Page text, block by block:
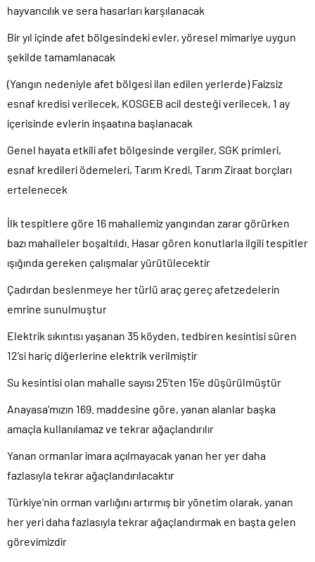
hayvancılık ve sera hasarları karşılanacak
Bir yıl içinde afet bölgesindeki evler, yöresel mimariye uygun
şekilde tamamlanacak
(Yangın nedeniyle afet bölgesi ilan edilen yerlerde) Faizsiz
esnaf kredisi verilecek, KOSGEB acil desteği verilecek, 1 ay
içerisinde evlerin inşaatına başlanacak
Genel hayata etkili afet bölgesinde vergiler, SGK primleri,
esnaf kredileri ödemeleri, Tarım Kredi, Tarım Ziraat borçları
ertelenecek
İlk tespitlere göre 16 mahallemiz yangından zarar görürken
bazı mahalleler boşaltıldı. Hasar gören konutlarla ilgili tespitler
ışığında gereken çalışmalar yürütülecektir
Çadırdan beslenmeye her türlü araç gereç afetzedelerin
emrine sunulmuştur
Elektrik sıkıntısı yaşanan 35 köyden, tedbiren kesintisi süren
12’si hariç diğerlerine elektrik verilmiştir
Su kesintisi olan mahalle sayısı 25’ten 15’e düşürülmüştür
Anayasa’mızın 169. maddesine göre, yanan alanlar başka
amaçla kullanılamaz ve tekrar ağaçlandırılır
Yanan ormanlar imara açılmayacak yanan her yer daha
fazlasıyla tekrar ağaçlandırılacaktır
Türkiye’nin orman varlığını artırmış bir yönetim olarak, yanan
her yeri daha fazlasıyla tekrar ağaçlandırmak en başta gelen
görevimizdir